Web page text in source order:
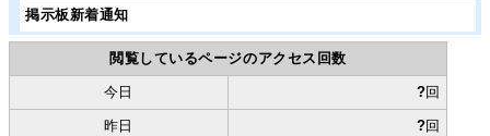
掲示板新着通知
閲覧しているページのアクセス回数
今日 ?回
昨日 ?回